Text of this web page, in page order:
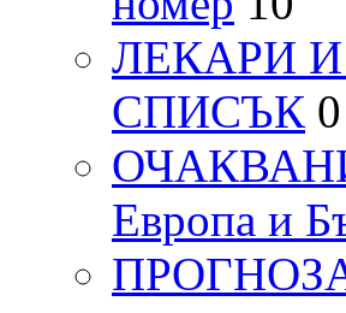
ЛЕКАРИ
СПИСЪК 0
ОЧАКВАНИ
Европа и
ПРОГНОЗА